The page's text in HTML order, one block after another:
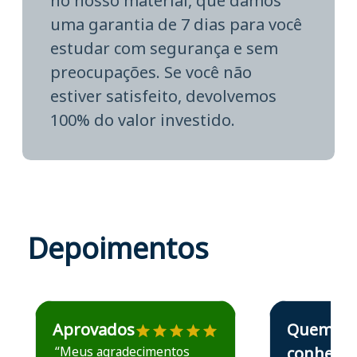
uma garantia de 7 dias para você
estudar com segurança e sem
preocupações. Se você não
estiver satisfeito, devolvemos
100% do valor investido.
Depoimentos
Estudante José recomenda o Aprova Concursos em
Aprovados
“Meus agradecimentos
Estudante Elais
Quem